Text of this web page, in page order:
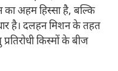
का अहम हिस्सा है, बल्कि
है। दलहन मिशन के तहत
किस्मों के बीज